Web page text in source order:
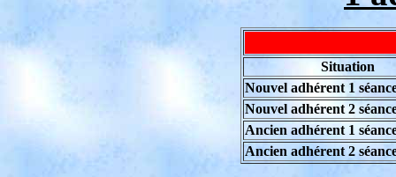
Situation
Nouvel adhérent 1
Nouvel adhérent 2
Ancien adhérent 1
Ancien adhérent 2